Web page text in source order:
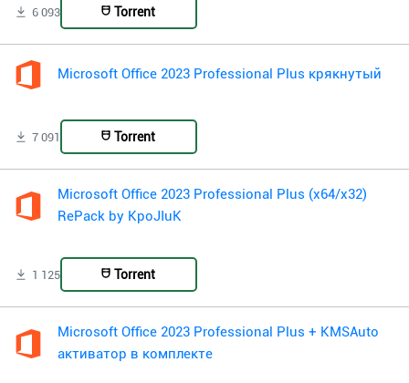
6 093 Torrent
Microsoft Office 2023 Professional Plus крякнутый
7 091 Torrent
Microsoft Office 2023 Professional Plus (x64/x32)
RePack by KpoJIuK
1 125 Torrent
Microsoft Office 2023 Professional Plus + KMSAuto
активатор в комплекте